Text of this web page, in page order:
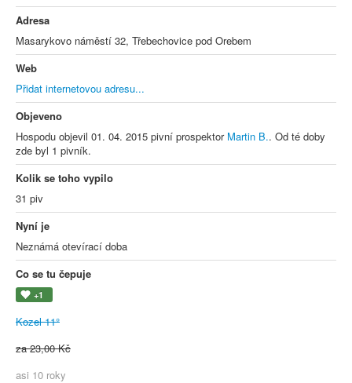
Adresa
Masarykovo náměstí 32, Třebechovice pod Orebem
Web
Přidat internetovou adresu...
Objeveno
Hospodu objevil 01. 04. 2015 pivní prospektor Martin B.. Od té doby
zde byl 1 pivník.
Kolik se toho vypilo
31 piv
Nyní je
Neznámá otevírací doba
Co se tu čepuje
+1
Kozel 11°
za 23,00 Kč
asi 10 roky